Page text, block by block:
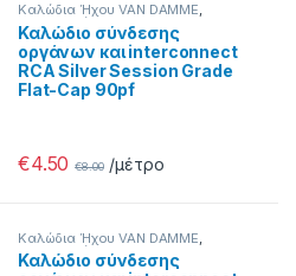
Καλώδια Ήχου VAN DAMME,
Προσφορές
Καλώδιο σύνδεσης
οργάνων και interconnect
RCA Silver Session Grade
Flat-Cap 90pf
€4.50 €8.00 /μέτρο
Καλώδια Ήχου VAN DAMME
Προσφορές
Καλώδιο σύνδεσης